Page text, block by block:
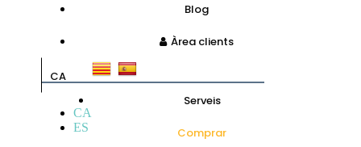
Blog
Àrea clients
CA
CA
ES
Serveis
Comprar